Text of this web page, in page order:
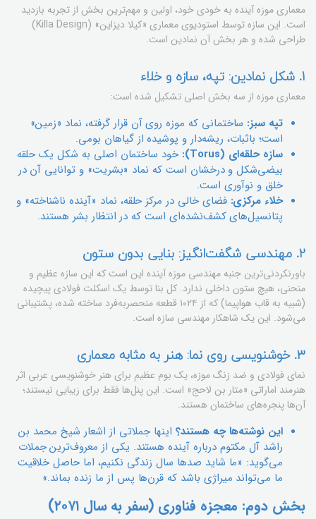
معماری موزه آینده به خودی خود، اولین و مهم‌ترین بخش از تجربه بازدید
است. این سازه توسط استودیوی معماری «کیلا دیزاین» (Killa Design)
طراحی شده و هر بخش آن نمادین است.
1. شکل نمادین: تپه، سازه و خلاء
معماری موزه از سه بخش اصلی تشکیل شده است:
تپه سبز: ساختمانی که موزه روی آن قرار گرفته، نماد «زمین»
است؛ باثبات، ریشه‌دار و پوشیده از گیاهان بومی.
سازه حلقه‌ای (Torus):
خود ساختمان اصلی به شکل یک حلقه
بیضی‌شکل و درخشان است که نماد «بشریت» و توانایی آن در
خلق و نوآوری است.
خلاء مرکزی: فضای خالی در مرکز حلقه، نماد «آینده ناشناخته» و
پتانسیل‌های کشف‌نشده‌ای است که در انتظار بشر هستند.
2. مهندسی شگفت‌انگیز: بنایی بدون ستون
باورنکردنی‌ترین جنبه مهندسی موزه آینده این است که این سازه عظیم و
منحنی، هیچ ستون داخلی ندارد. کل بنا توسط یک اسکلت فولادی پیچیده
(شبیه به قاب هواپیما) که از ۱۰۲۴ قطعه منحصربه‌فرد ساخته شده، پشتیبانی
می‌شود. این یک شاهکار مهندسی سازه است.
3. خوشنویسی روی نما: هنر به مثابه معماری
نمای فولادی و ضد زنگ موزه، یک بوم عظیم برای هنر خوشنویسی عربی اثر
هنرمند اماراتی «متار بن لاحج» است. این پنل‌ها فقط برای زیبایی نیستند؛
آن‌ها پنجره‌های ساختمان هستند.
این نوشته‌ها چه هستند؟اینها جملاتی از اشعار شیخ محمد بن
راشد آل مکتوم درباره آینده هستند. یکی از معروف‌ترین جملات
می‌گوید: «ما شاید صدها سال زندگی نکنیم، اما حاصل خلاقیت
ما می‌تواند میراژی باشد که قرن‌ها پس از ما زنده بماند.»
بخش دوم: معجزه فناوری (سفر به سال ۲۰۷۱)